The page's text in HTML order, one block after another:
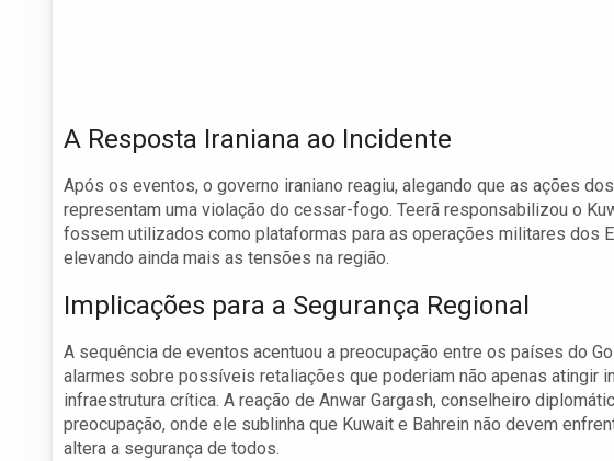
A Resposta Iraniana ao Incidente
Após os eventos, o governo iraniano reagiu, alegando que as ações
representam uma violação do cessar-fogo. Teerã responsabilizou o
fossem utilizados como plataformas para as operações militares dos
elevando ainda mais as tensões na região.
Implicações para a Segurança Regional
A sequência de eventos acentuou a preocupação entre os países do
alarmes sobre possíveis retaliações que poderiam não apenas atingir
infraestrutura crítica. A reação de Anwar Gargash, conselheiro
preocupação, onde ele sublinha que Kuwait e Bahrein não devem
altera a segurança de todos.